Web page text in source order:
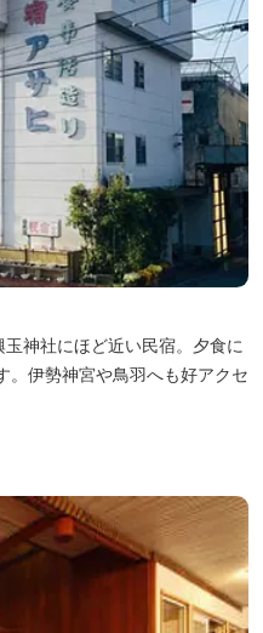
神社にほど近い民宿。夕食に
。伊勢神宮や鳥羽へも好アクセ